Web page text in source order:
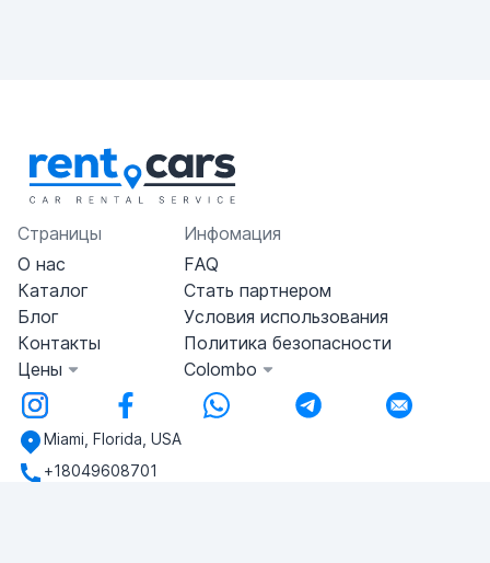
Страницы
О нас
Каталог
Блог
Контакты
Цены
Инфомация
FAQ
Стать партнером
Условия использования
Политика безопасности
Colombo
Miami, Florida, USA
+18049608701